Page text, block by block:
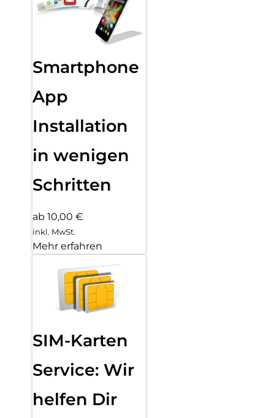
Smartphone
App
Installation
in wenigen
Schritten
ab 10,00 €
inkl. MwSt.
Mehr erfahren
SIM-Karten
Service: Wir
helfen Dir